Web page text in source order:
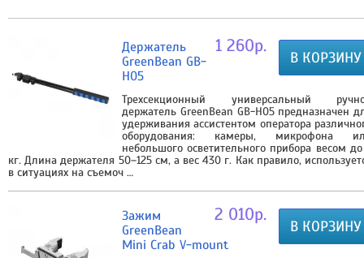
В КОРЗИНУ
1 260р.
Держатель
GreenBean GB-
H05
Трехсекционный универсальный
держатель GreenBean GB-H05 предназначен
удерживания ассистентом оператора
оборудования: камеры, микрофона
небольшого осветительного прибора весом
кг. Длина держателя 50–125 см, а вес 430 г. Как правило,
в ситуациях на съемоч …
В КОРЗИНУ
2 010р.
Зажим
GreenBean
Mini Crab V-mount